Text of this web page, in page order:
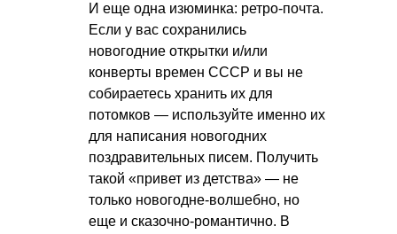
И еще одна изюминка: ретро-почта.
Если у вас сохранились
новогодние открытки и/или
конверты времен СССР и вы не
собираетесь хранить их для
потомков — используйте именно их
для написания новогодних
поздравительных писем. Получить
такой «привет из детства» — не
только новогодне-волшебно, но
еще и сказочно-романтично. В